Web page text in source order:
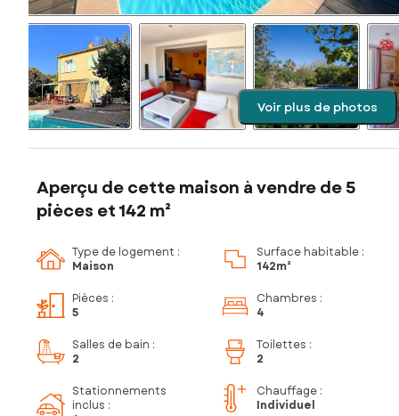
Voir plus de photos
Aperçu de cette maison à vendre de 5
pièces et 142 m²
Type de logement :
Maison
Surface habitable :
142m²
Pièces :
5
Chambres :
4
Salles de bain :
2
Toilettes :
2
Stationnements
inclus :
Chauffage :
Individuel